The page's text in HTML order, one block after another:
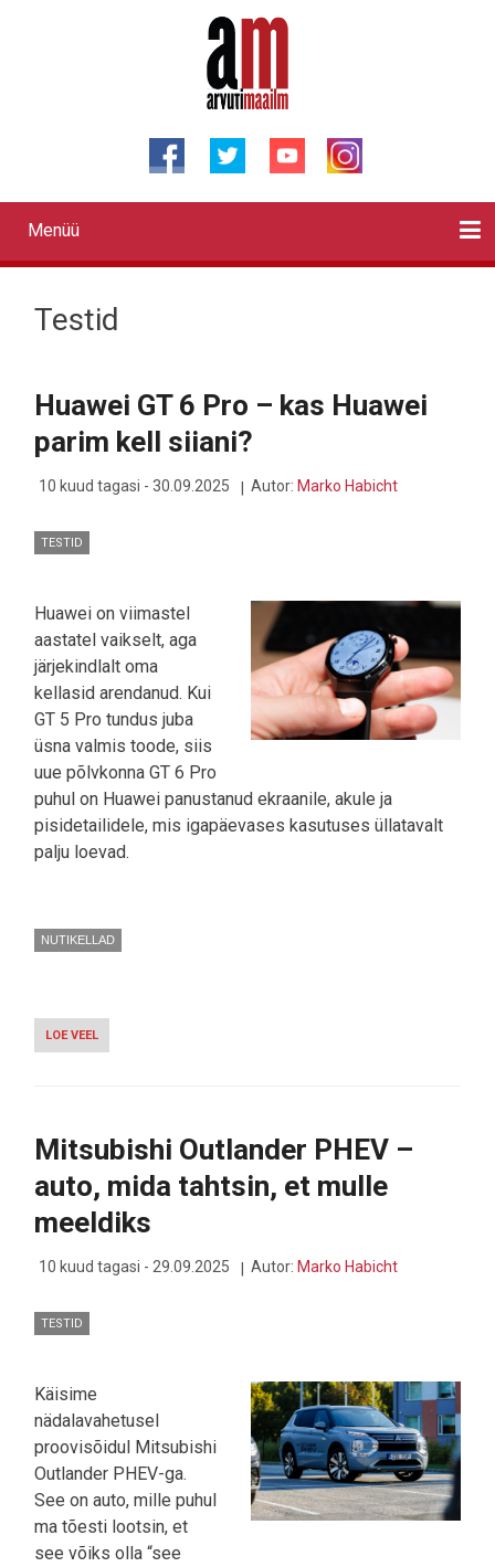
Primary
links
Menüü
Testid
Huawei GT 6 Pro – kas Huawei
parim kell siiani?
10 kuud tagasi - 30.09.2025 Autor: Marko Habicht
TESTID
Huawei on viimastel
aastatel vaikselt, aga
järjekindlalt oma
kellasid arendanud. Kui
GT 5 Pro tundus juba
üsna valmis toode, siis
uue põlvkonna GT 6 Pro
puhul on Huawei panustanud ekraanile, akule ja
pisidetailidele, mis igapäevases kasutuses üllatavalt
palju loevad.
NUTIKELLAD
LOE VEEL
HUAWEI
KAS
PARIM
SIIANI?
Mitsubishi Outlander PHEV –
auto, mida tahtsin, et mulle
meeldiks
10 kuud tagasi - 29.09.2025 Autor: Marko Habicht
TESTID
Käisime
nädalavahetusel
proovisõidul Mitsubishi
Outlander PHEV-ga.
See on auto, mille puhul
ma tõesti lootsin, et
see võiks olla “see